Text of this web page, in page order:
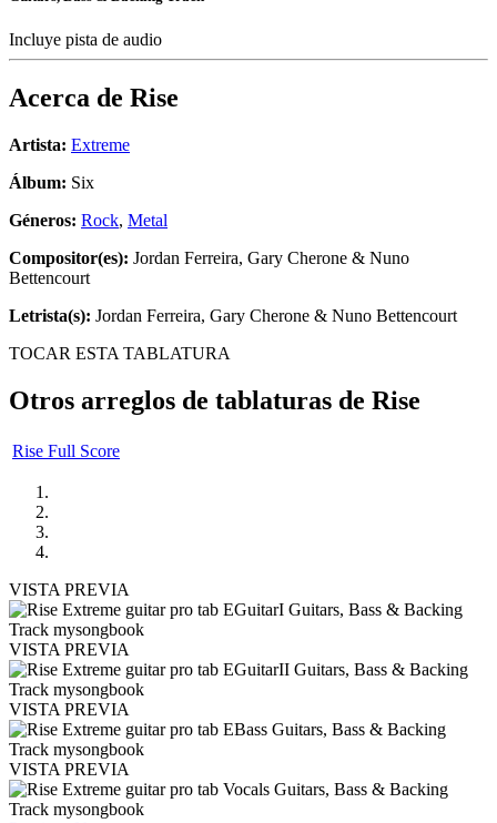
Incluye pista de audio
Acerca de Rise
Artista: Extreme
Álbum: Six
Géneros: Rock, Metal
Compositor(es): Jordan Ferreira, Gary Cherone & Nuno
Bettencourt
Letrista(s): Jordan Ferreira, Gary Cherone & Nuno Bettencourt
TOCAR ESTA TABLATURA
Otros arreglos de tablaturas de Rise
Rise Full Score
VISTA PREVIA
VISTA PREVIA
VISTA PREVIA
VISTA PREVIA